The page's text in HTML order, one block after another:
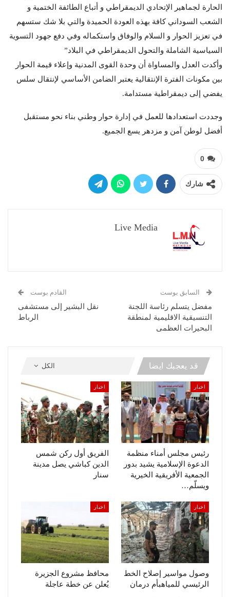
الحارة لجماهير الإتحادي الديمقراطي و أتباع الطائفة الختمية و
الشعب السوداني كافة بهذه العودة الحميدة والتي بلا شك ستسهم
في تعزيز الحوار و السلام والوفاق واستكماله وفي دفع جهود التسوية
السياسية الشاملة والتحول الديمقراطي في البلاد”
وأكدت العدل والمساواة أن وحدة القوى المدنية وإعلاء قيمة الحوار
بين مكونات الفترة الإنتقالية يعتبر الضامن الأساسي لإنتقال سلس
يفضي إلى ديمقراطية مستدامة.
وجددت استعدادها للعمل في إدارة حوار وطني بناء نحو مستقبل
أفضل لوطن آمن و مزدهر يسع الجميع.
0
شارك
Live Media
السابق بوست
مفضل يتسلم رئاسة اللجنة
التنسيقية الاقليمية لمنطقة
البحيرات العظمى
القادم بوست
نقل البشير إلى مستشفى
الرباط
الكل قد يعجبك ايضا
اخبار
رئيس مجلس أمناء منظمة
الدعوة الإسلامية يشيد بدور
الجمعية الأفريقية الخيرية
ويسلّم…
اخبار
الفريق أول ركن شمس
الدين كباشي يصل مدينة
سنار
اخبار
وصول مواسير إصلاح الخط
الرئيسي للمياهبأم درمان
اخبار
محافظ مشروع الجزيرة
يُعلن عن خطة عاجلة